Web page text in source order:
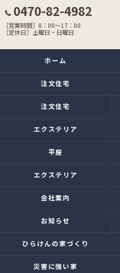
0470-82-4982
［営業時間］8：00〜17：00
［定休日］土曜日・日曜日
ホーム
注文住宅
注文住宅
エクステリア
平屋
エクステリア
会社案内
お知らせ
ひらけんの家づくり
災害に強い家